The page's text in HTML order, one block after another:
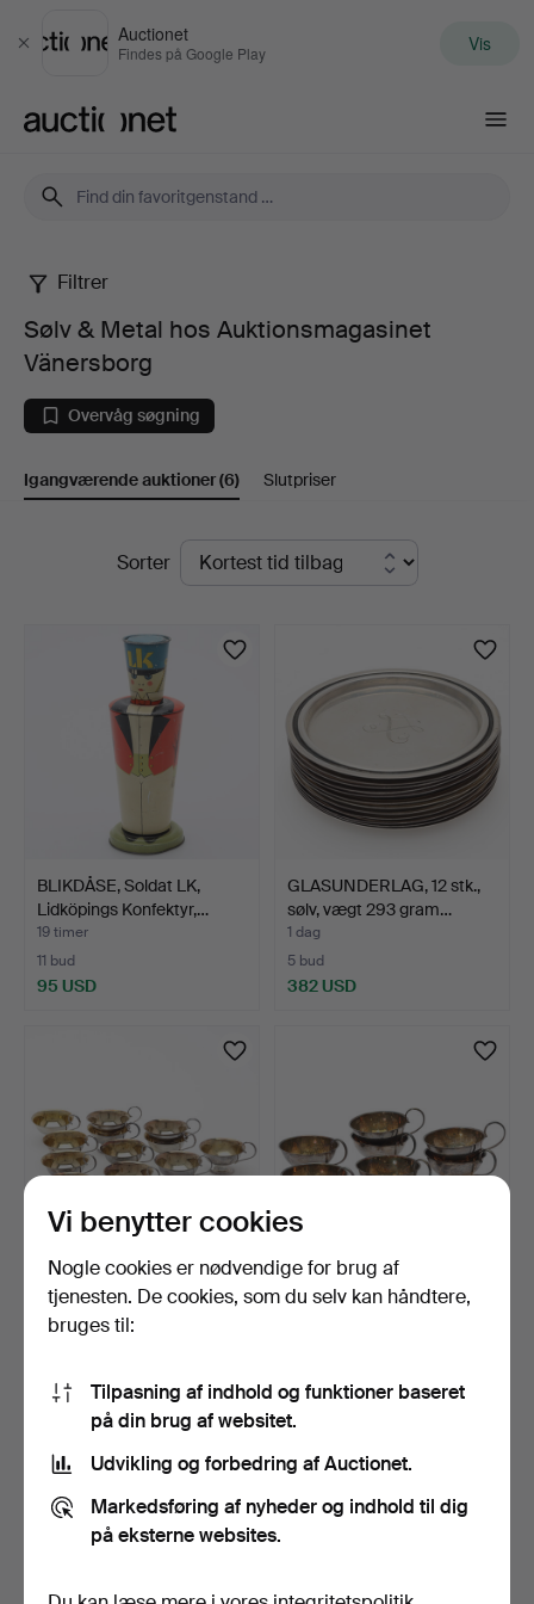
Luk
Auctionet
Findes på Google Play Vis
Sølv
&
Metal
hos
Vänersborg
Filtrer
Sølv & Metal hos Auktionsmagasinet
Vänersborg
Overvåg søgning
Igangværende auktioner(6) Slutpriser
Igangværende
Sorter
BLIKDÅSE, Soldat LK,
Lidköpings Konfektyr,…
19 timer
11 bud
95 USD
GLASUNDERLAG, 12 stk.,
sølv, vægt 293 gram…
1 dag
5 bud
382 USD
PUNCHKRUS, 12 stk., sølv,
forgyldt indersi…
1 dag
637 USD
PUNCHKRUS, 7 stk., sølv,
hamret overflade …
180 USD
Vi benytter cookies
Nogle cookies er nødvendige for brug af
tjenesten. De cookies, som du selv kan håndtere,
bruges til:
Tilpasning af indhold og funktioner baseret
på din brug af websitet.
Udvikling og forbedring af Auctionet.
Markedsføring af nyheder og indhold til dig
på eksterne websites.